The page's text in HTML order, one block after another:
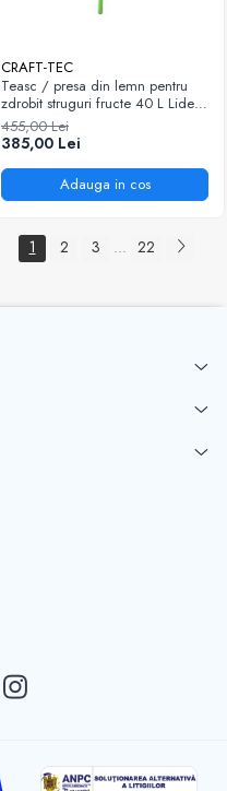
CRAFT-TEC
Teasc / presa din lemn pentru
zdrobit struguri fructe 40 L Lider
Premium
455,00 Lei
385,00 Lei
Adauga in cos
1 2 3 ... 22